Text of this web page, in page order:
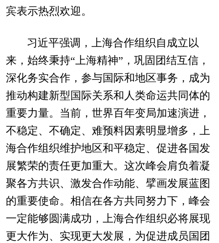
宾表示热烈欢迎。
习近平强调，上海合作组织自成立以
来，始终秉持“上海精神”，巩固团结互信，
深化务实合作，参与国际和地区事务，成为
推动构建新型国际关系和人类命运共同体的
重要力量。当前，世界百年变局加速演进，
不稳定、不确定、难预料因素明显增多，上
海合作组织维护地区和平稳定、促进各国发
展繁荣的责任更加重大。这次峰会肩负着凝
聚各方共识、激发合作动能、擘画发展蓝图
的重要使命。相信在各方共同努力下，峰会
一定能够圆满成功，上海合作组织必将展现
更大作为、实现更大发展，为促进成员国团